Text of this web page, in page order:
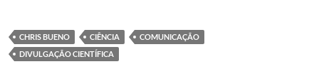
to
d
e
b
at
s
nt
CHRIS BUENO CIÊNCIA
COMUNICAÇÃO
DIVULGAÇÃO CIENTÍFICA